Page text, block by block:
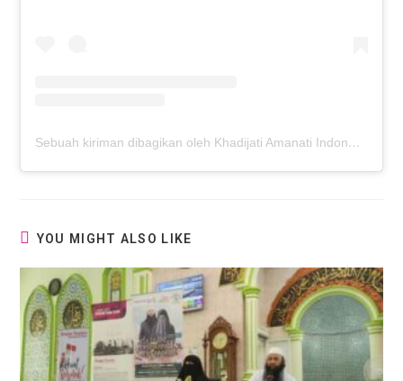
Sebuah kiriman dibagikan oleh Khadijati Amanati Indonesia (@khadijateefoundationindonesia)
YOU MIGHT ALSO LIKE